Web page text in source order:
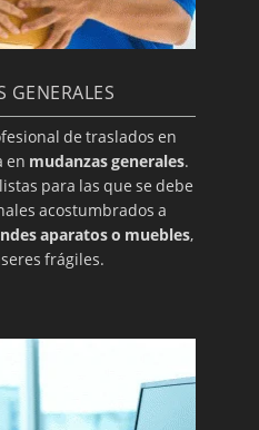
GENERALES
de traslados en
en mudanzas generales.
para las que se debe
acostumbrados a
aparatos o muebles,
frágiles.